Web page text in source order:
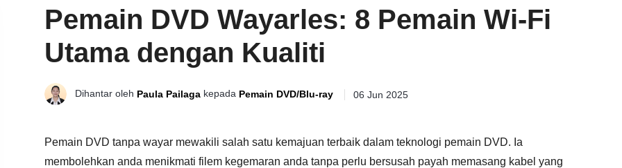
Pemain DVD Wayarles: 8 Pemain Wi-Fi
Utama dengan Kualiti
Dihantar oleh Paula Pailaga kepada Pemain DVD/Blu-ray 06 Jun 2025
Pemain DVD tanpa wayar mewakili salah satu kemajuan terbaik dalam teknologi pemain DVD. Ia
membolehkan anda menikmati filem kegemaran anda tanpa perlu bersusah payah memasang kabel yang